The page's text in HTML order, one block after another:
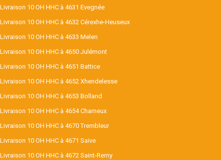
Livraison 10 OH HHC à 4631 Evegnée
Livraison 10 OH HHC à 4632 Cérexhe-Heuseux
Livraison 10 OH HHC à 4633 Melen
Livraison 10 OH HHC à 4650 Julémont
Livraison 10 OH HHC à 4651 Battice
Livraison 10 OH HHC à 4652 Xhendelesse
Livraison 10 OH HHC à 4653 Bolland
Livraison 10 OH HHC à 4654 Charneux
Livraison 10 OH HHC à 4670 Trembleur
Livraison 10 OH HHC à 4671 Saive
Livraison 10 OH HHC à 4672 Saint-Remy